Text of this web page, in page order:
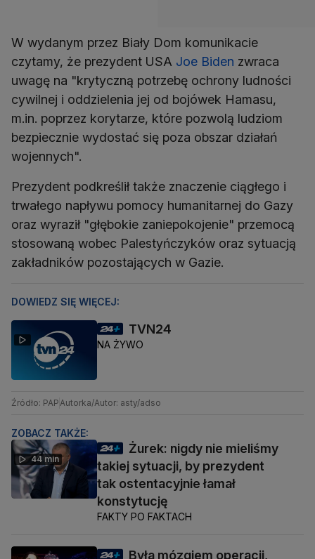
W wydanym przez Biały Dom komunikacie
czytamy, że prezydent USA Joe Biden zwraca
uwagę na "krytyczną potrzebę ochrony ludności
cywilnej i oddzielenia jej od bojówek Hamasu,
m.in. poprzez korytarze, które pozwolą ludziom
bezpiecznie wydostać się poza obszar działań
wojennych".
Prezydent podkreślił także znaczenie ciągłego i
trwałego napływu pomocy humanitarnej do Gazy
oraz wyraził "głębokie zaniepokojenie" przemocą
stosowaną wobec Palestyńczyków oraz sytuacją
zakładników pozostających w Gazie.
DOWIEDZ SIĘ WIĘCEJ:
TVN24
NA ŻYWO
Źródło: PAP Autorka/Autor: asty/adso
ZOBACZ TAKŻE:
44 min
Żurek: nigdy nie mieliśmy
takiej sytuacji, by prezydent
tak ostentacyjnie łamał
konstytucję
FAKTY PO FAKTACH
Była mózgiem operacji,